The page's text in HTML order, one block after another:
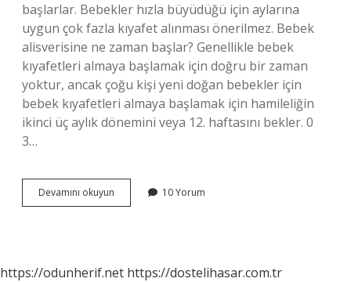
başlarlar. Bebekler hızla büyüdüğü için aylarına
uygun çok fazla kıyafet alınması önerilmez. Bebek
alisverisine ne zaman başlar? Genellikle bebek
kıyafetleri almaya başlamak için doğru bir zaman
yoktur, ancak çoğu kişi yeni doğan bebekler için
bebek kıyafetleri almaya başlamak için hamileliğin
ikinci üç aylık dönemini veya 12. haftasını bekler. 0
3…
Devamını okuyun Yenidoğan
Bebek
10 Yorum
https://odunherif.net https://dostelihasar.com.tr